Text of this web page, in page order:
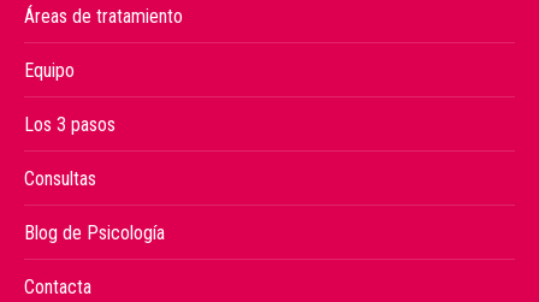
Áreas de tratamiento
Equipo
Los 3 pasos
Consultas
Blog de Psicología
Contacta